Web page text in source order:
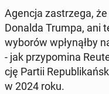
Agencja za­strze­ga,
Donalda Trumpa, ani
wyborów wpły­nął­by
- jak przy­po­mi­na
cję Partii
w 2024 roku.